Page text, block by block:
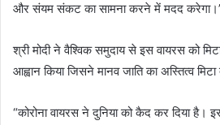
और संयम संकट का सामना करने में मदद
श्री मोदी ने वैश्विक समुदाय से इस वायरस को
आह्वान किया जिसने मानव जाति का अस्तित्‍व
“कोरोना वायरस ने दुनिया को कैद कर दिया है।